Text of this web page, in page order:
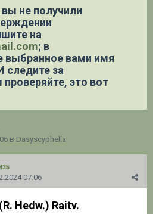
не получили
на
; в
выбранное вами имя
следите за
это вот
в Dasyscyphella
07:06
Hedw.) Raitv.